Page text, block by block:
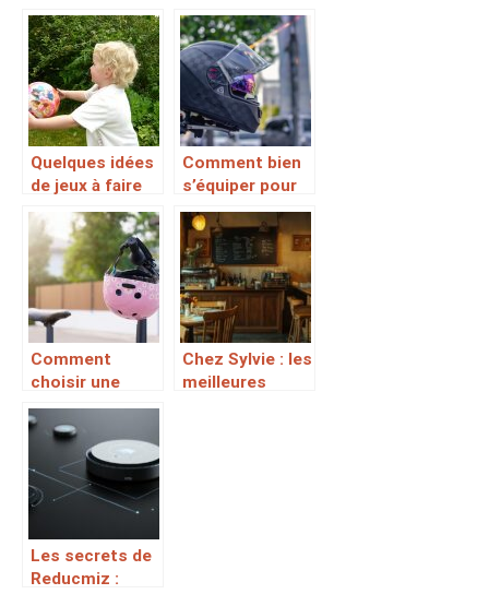
aux bout des
doigts
Optez pour cet
appareil
Quelques idées
de jeux à faire
dans son jardin
Comment bien
s’équiper pour
rouler à moto ?
Comment
choisir une
draisienne pour
votre enfant ?￼
Chez Sylvie : les
meilleures
Les secrets de
Reducmiz :